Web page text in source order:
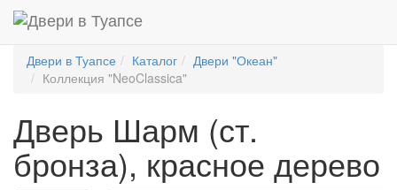
Двери в Туапсе Каталог
Двери "Океан"
Коллекция "NeoClassica"
Дверь Шарм (ст.
бронза), красное дерево